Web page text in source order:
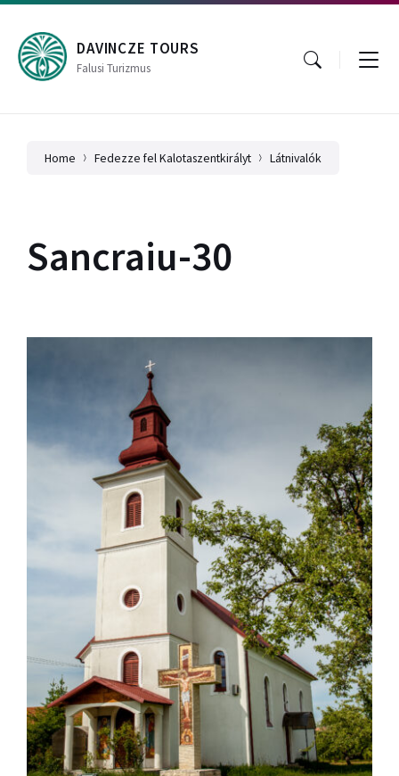
Skip
content
Skip
main
navigation
Skip
footer
DAVINCZE TOURS
Falusi Turizmus
Home Fedezze fel Kalotaszentkirályt Látnivalók
Sancraiu-30